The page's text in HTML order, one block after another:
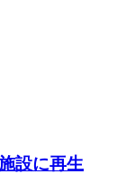
設に再生